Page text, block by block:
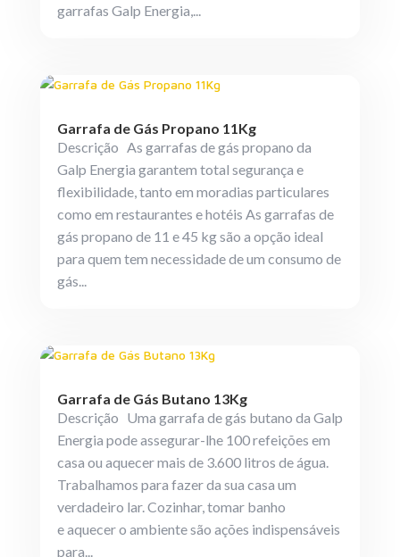
garrafas Galp Energia,...
Garrafa de Gás Propano 11Kg
Descrição As garrafas de gás propano da
Galp Energia garantem total segurança e
flexibilidade, tanto em moradias particulares
como em restaurantes e hotéis As garrafas de
gás propano de 11 e 45 kg são a opção ideal
para quem tem necessidade de um consumo de
gás...
Garrafa de Gás Butano 13Kg
Descrição Uma garrafa de gás butano da Galp
Energia pode assegurar-lhe 100 refeições em
casa ou aquecer mais de 3.600 litros de água.
Trabalhamos para fazer da sua casa um
verdadeiro lar. Cozinhar, tomar banho
e aquecer o ambiente são ações indispensáveis
para...